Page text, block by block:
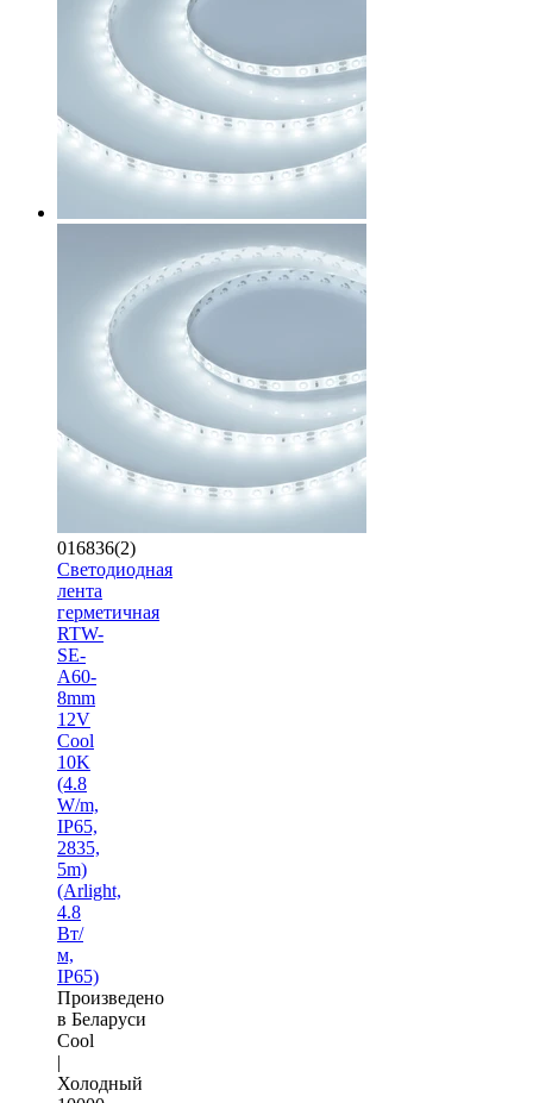
016836(2)
Светодиодная
лента
герметичная
RTW-
SE-
A60-
8mm
12V
Cool
10K
(4.8
W/m,
IP65,
2835,
5m)
(Arlight,
4.8
Вт/
м,
IP65)
Произведено
в Беларуси
Cool
|
Холодный